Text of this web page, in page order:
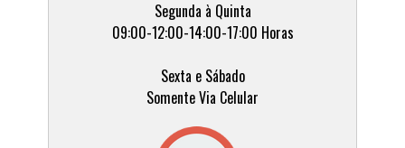
Segunda à Quinta
09:00-12:00-14:00-17:00 Horas
Sexta e Sábado
Somente Via Celular